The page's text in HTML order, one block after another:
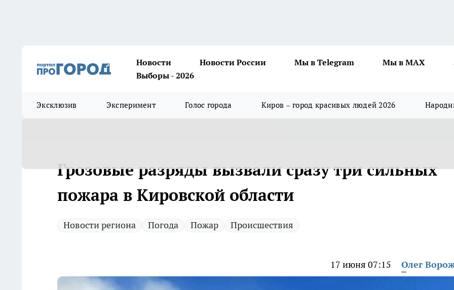
Новости Новости России Мы в Telegram Мы в MAX
Выборы - 2026
Эксклюзив Эксперимент Голос города Киров – город красивых людей 2026
Грозовые разряды вызвали сразу три сильных
пожара в Кировской области
Новости региона Погода Пожар Происшествия
17 июня 07:15 Олег